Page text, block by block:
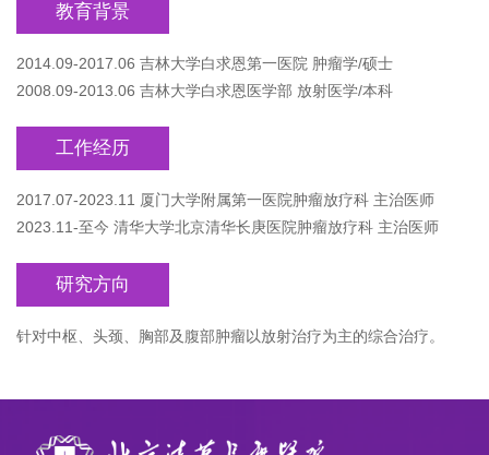
教育背景
2014.09-2017.06 吉林大学白求恩第一医院 肿瘤学/硕士
2008.09-2013.06 吉林大学白求恩医学部 放射医学/本科
工作经历
2017.07-2023.11 厦门大学附属第一医院肿瘤放疗科 主治医师
2023.11-至今 清华大学北京清华长庚医院肿瘤放疗科 主治医师
研究方向
针对中枢、头颈、胸部及腹部肿瘤以放射治疗为主的综合治疗。